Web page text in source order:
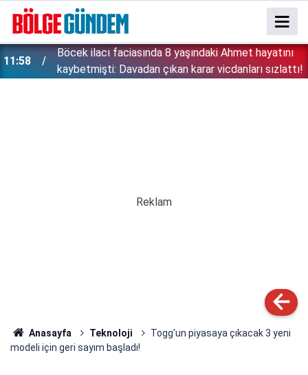
11:42
''Çözülmemiş dosya kalmayacak'' demişti: Bakan
Gürlek şüpheli 2 çocuğun ölümünü mercek altına
Anasayfa Teknoloji
Togg'un piyasaya çıkacak 3 yeni
modeli için geri sayım başladı!